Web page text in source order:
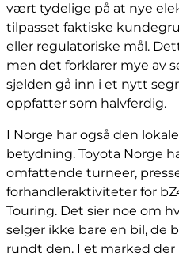
vært tydelige på at nye
tilpasset faktiske
eller regulatoriske mål.
men det forklarer mye av
sjelden gå inn i et nytt
oppfatter som halvferdig.
I Norge har også den
betydning. Toyota Norge
omfattende turneer,
forhandleraktiviteter for
Touring. Det sier noe om
selger ikke bare en bil, de
rundt den. I et marked